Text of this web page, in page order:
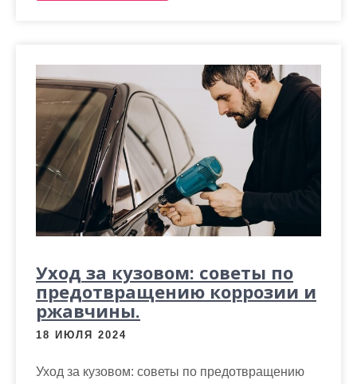
Уход за кузовом: советы по
предотвращению коррозии и
ржавчины.
18 ИЮЛЯ 2024
Уход за кузовом: советы по предотвращению